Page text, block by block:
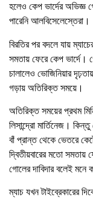
হলেও কেপ ভার্দের অভিজ্ঞ
পারেনি আলবিসেলেস্তেরা।
বিরতির পর বদলে যায়
সমতায় ফেরে কেপ
চালালেও ভোজিনিয়ার
গড়ায় অতিরিক্ত সময়ে।
অতিরিক্ত সময়ের প্রথম
লিসান্দ্রো মার্তিনেজ।
বাঁ প্রান্ত থেকে ভেতরে
দ্বিতীয়বারের মতো সমতায়
গোলের দাবিদার বলেই
ম্যাচ যখন টাইব্রেকারের